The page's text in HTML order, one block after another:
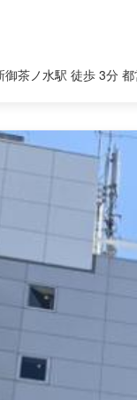
御茶ノ水駅 徒歩 3分